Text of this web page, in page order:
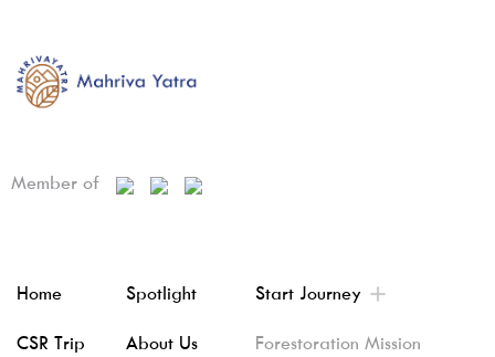
Member of
Home
CSR Trip
Spotlight
About Us
Start Journey
Forestoration Mission